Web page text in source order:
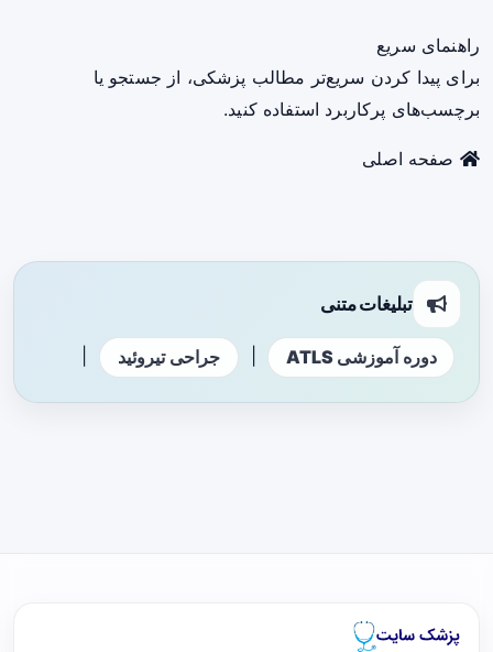
راهنمای سریع
برای پیدا کردن سریع‌تر مطالب پزشکی، از جستجو یا
برچسب‌های پرکاربرد استفاده کنید.
صفحه اصلی
تبلیغات متنی
دوره آموزشی ATLS جراحی تیروئید